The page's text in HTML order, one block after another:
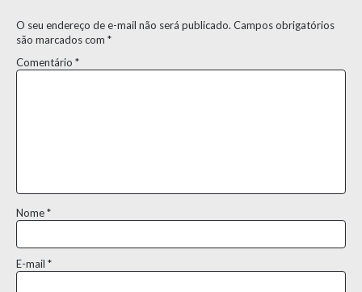
O seu endereço de e-mail não será publicado. Campos obrigatórios
são marcados com *
Comentário *
Nome*
E-mail *